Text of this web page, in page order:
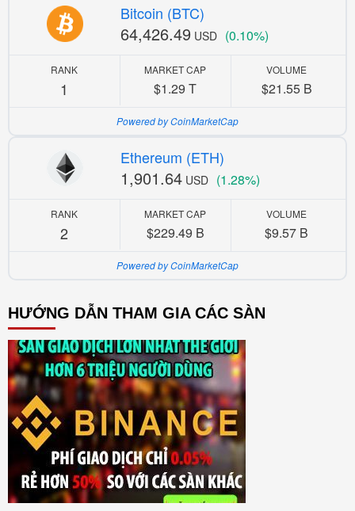
Bitcoin (BTC)
64,426.49 USD (0.10%)
RANK
1
MARKET CAP
$1.29 T
VOLUME
$21.55 B
Powered by CoinMarketCap
Ethereum (ETH)
1,901.64 USD (1.28%)
RANK
2
MARKET CAP
$229.49 B
VOLUME
$9.57 B
Powered by CoinMarketCap
HƯỚNG DẪN THAM GIA CÁC SÀN